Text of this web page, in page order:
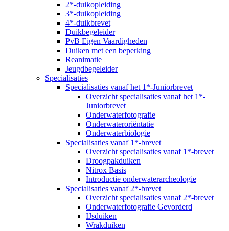
2*-duikopleiding
3*-duikopleiding
4*-duikbrevet
Duikbegeleider
PvB Eigen Vaardigheden
Duiken met een beperking
Reanimatie
Jeugdbegeleider
Specialisaties
Specialisaties vanaf het 1*-Juniorbrevet
Overzicht specialisaties vanaf het 1*-
Juniorbrevet
Onderwaterfotografie
Onderwateroriëntatie
Onderwaterbiologie
Specialisaties vanaf 1*-brevet
Overzicht specialisaties vanaf 1*-brevet
Droogpakduiken
Nitrox Basis
Introductie onderwaterarcheologie
Specialisaties vanaf 2*-brevet
Overzicht specialisaties vanaf 2*-brevet
Onderwaterfotografie Gevorderd
IJsduiken
Wrakduiken